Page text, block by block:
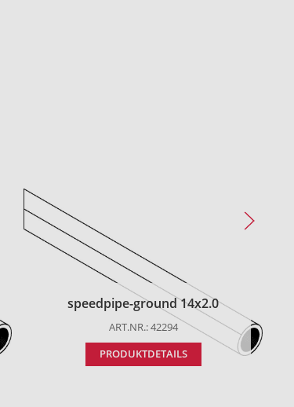
speedpipe-ground 14x2.0
ART.NR.: 42294
PRODUKTDETAILS